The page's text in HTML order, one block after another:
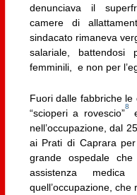
denunciava il
camere di
sindacato rimaneva
salariale, battendosi
femminili, e non per
Fuori dalle fabbriche
“scioperi a rovescio”
8
nell’occupazione, dal
ai Prati di Caprara
grande ospedale
assistenza
quell’occupazione,